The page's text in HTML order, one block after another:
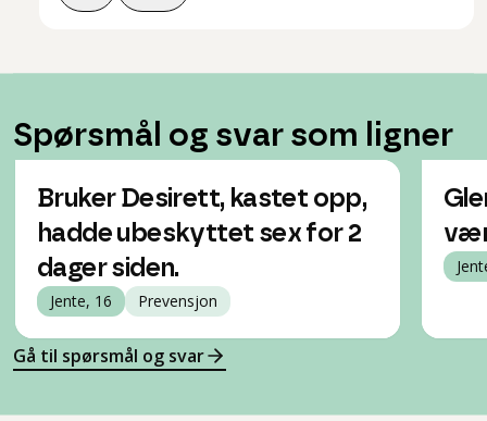
Spørsmål og svar som ligner
Bruker Desirett, kastet opp,
hadde ubeskyttet sex for 2
dager siden.
Jente, 16 Prevensjon
Gå til spørsmål og svar